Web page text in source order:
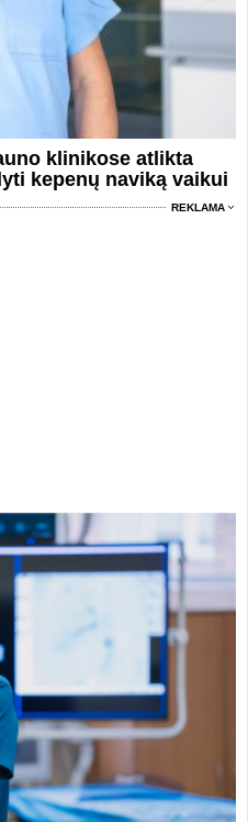
klinikose atlikta
kepenų naviką vaikui
REKLAMA